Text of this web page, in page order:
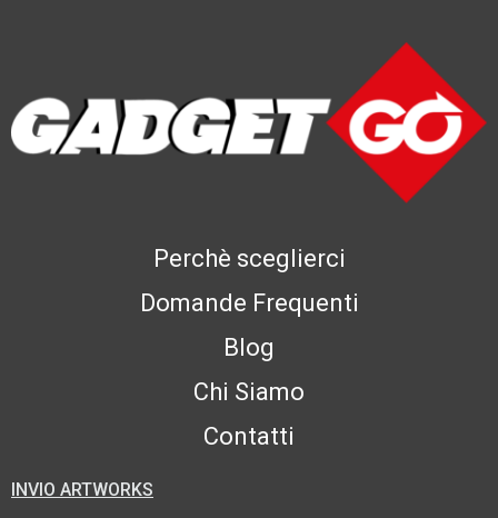
Perchè sceglierci
Domande Frequenti
Blog
Chi Siamo
Contatti
INVIO ARTWORKS